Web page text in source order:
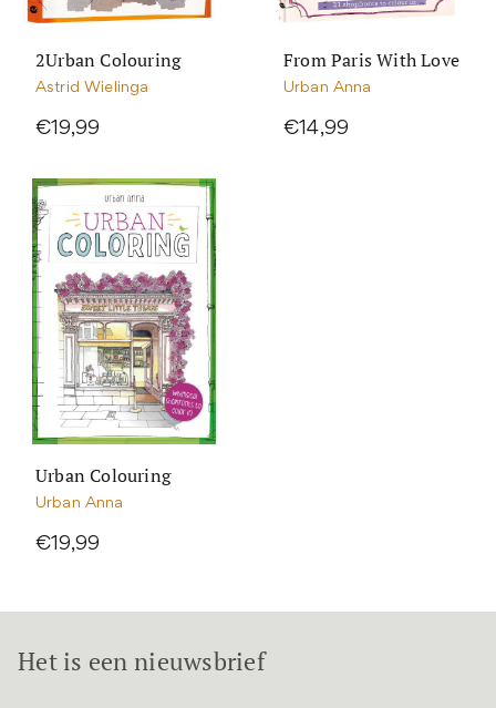
2Urban Colouring
Astrid Wielinga
€19,99
From Paris With Love
Urban Anna
€14,99
Urban Colouring
Urban Anna
€19,99
Het is een nieuwsbrief